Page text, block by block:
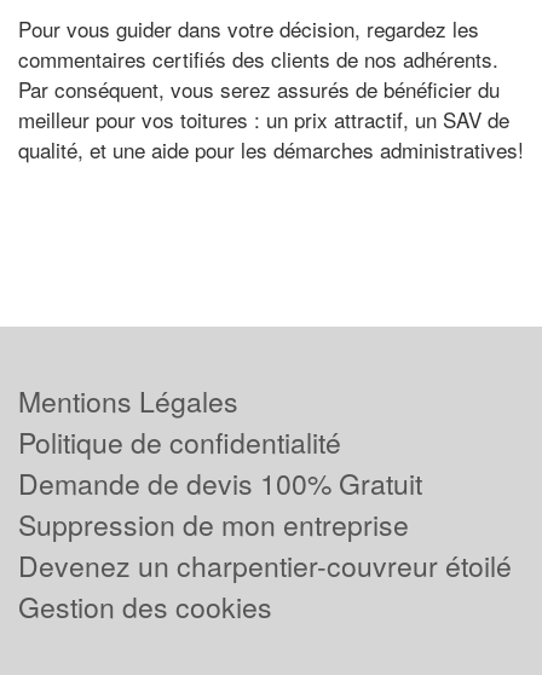
Pour vous guider dans votre décision, regardez les
commentaires certifiés des clients de nos adhérents.
Par conséquent, vous serez assurés de bénéficier du
meilleur pour vos toitures : un prix attractif, un SAV de
qualité, et une aide pour les démarches administratives!
Mentions Légales
Politique de confidentialité
Demande de devis 100% Gratuit
Suppression de mon entreprise
Devenez un charpentier-couvreur étoilé
Gestion des cookies